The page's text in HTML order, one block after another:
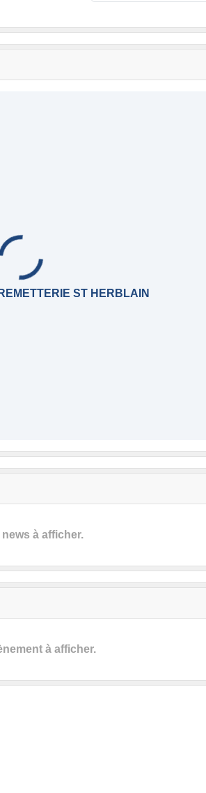
ST HERBLAIN
à afficher.
à afficher.